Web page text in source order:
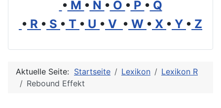
• M • N • O • P • Q
• R • S • T • U • V • W • X • Y • Z
Aktuelle Seite: Startseite Lexikon
Lexikon R
Rebound Effekt